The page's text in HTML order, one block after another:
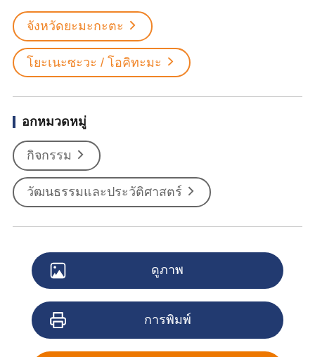
จังหวัดยะมะกะตะ
โยะเนะซะวะ / โอคิทะมะ
อกหมวดหมู่
กิจกรรม
วัฒนธรรมและประวัติศาสตร์
ดูภาพ
การพิมพ์